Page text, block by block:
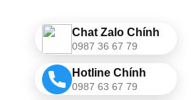
Chat Zalo Chính
0987 36 67 79
Hotline Chính
0987 63 67 79